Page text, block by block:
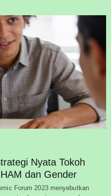
Nyata Tokoh
dan Gender
Forum 2023 menyebutkan